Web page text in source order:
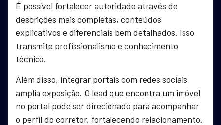
É possível fortalecer autoridade através de
descrições mais completas, conteúdos
explicativos e diferenciais bem detalhados. Isso
transmite profissionalismo e conhecimento
técnico.
Além disso, integrar portais com redes sociais
amplia exposição. O lead que encontra um imóvel
no portal pode ser direcionado para acompanhar
o perfil do corretor, fortalecendo relacionamento.